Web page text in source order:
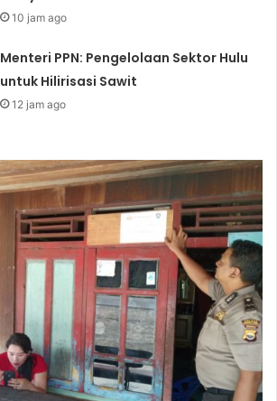
10 jam ago
Menteri PPN: Pengelolaan Sektor Hulu
untuk Hilirisasi Sawit
12 jam ago